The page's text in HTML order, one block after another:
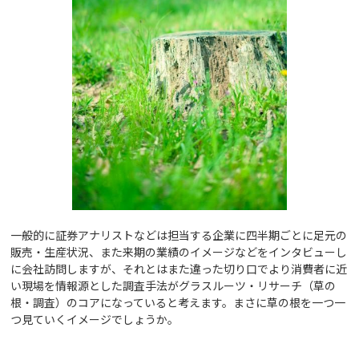
一般的に証券アナリストなどは担当する企業に四半期ごとに足元の
販売・生産状況、また来期の業績のイメージなどをインタビューし
に会社訪問しますが、それとはまた違った切り口でより消費者に近
い現場を情報源とした調査手法がグラスルーツ・リサーチ（草の
根・調査）のコアになっていると考えます。まさに草の根を一つ一
つ見ていくイメージでしょうか。